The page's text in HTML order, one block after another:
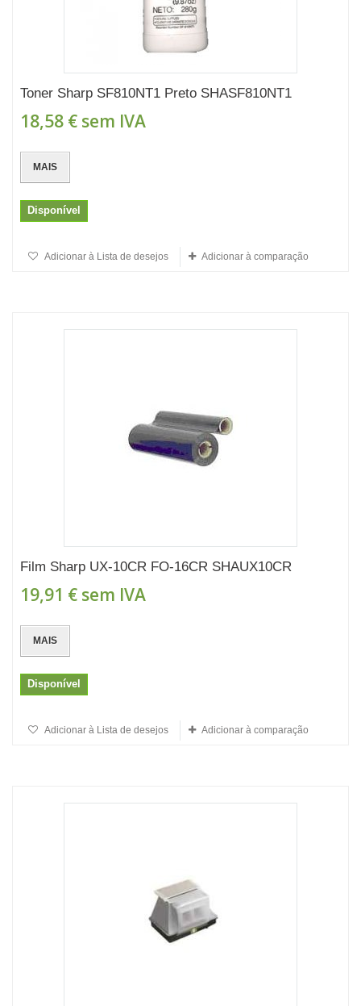
Toner Sharp SF810NT1 Preto SHASF810NT1
18,58 € sem IVA
MAIS
Disponível
Adicionar à Lista de desejos Adicionar à comparação
Film Sharp UX-10CR FO-16CR SHAUX10CR
19,91 € sem IVA
MAIS
Disponível
Adicionar à Lista de desejos Adicionar à comparação